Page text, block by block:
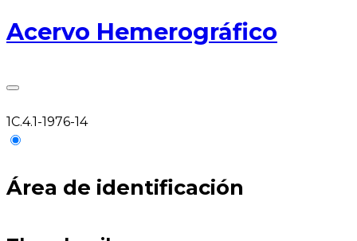
Acervo Hemerográfico
1C.4.1-1976-14
Área de identificación